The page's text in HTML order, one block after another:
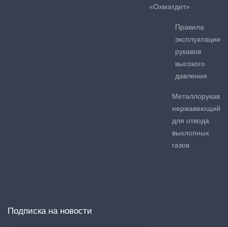
«Охматдет»
Правила
эксплуатации
рукавов
высокого
давления
Металлорукав
нержавеющий
для отвода
выхлопных
газов
Подписка на новости